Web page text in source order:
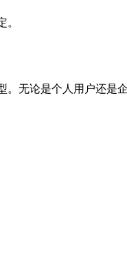
无论是个人用户还是